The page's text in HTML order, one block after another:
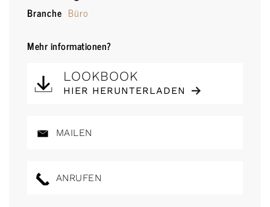
Branche Büro
Mehr informationen?
LOOKBOOK
HIER HERUNTERLADEN
MAILEN
ANRUFEN